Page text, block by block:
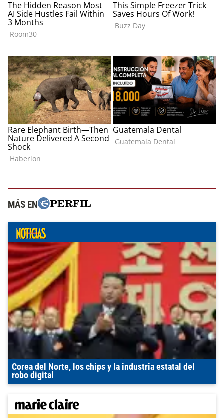
MÁS EN
Corea del Norte, los chips y la industria estatal del
robo digital